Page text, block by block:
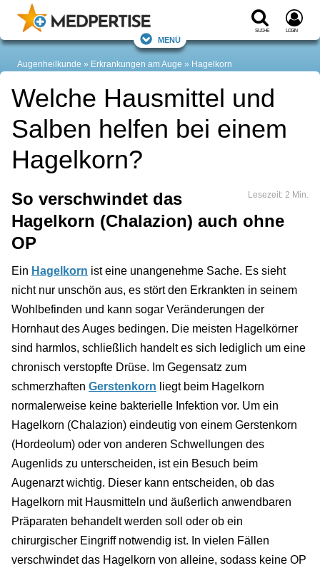
Suche Login
Menü
Augenheilkunde Erkrankungen am Auge Hagelkorn
Welche Hausmittel und
Salben helfen bei einem
Hagelkorn?
Lesezeit: 2 Min.
So verschwindet das
Hagelkorn (Chalazion) auch ohne
OP
Ein Hagelkorn ist eine unangenehme Sache. Es sieht
nicht nur unschön aus, es stört den Erkrankten in seinem
Wohlbefinden und kann sogar Veränderungen der
Hornhaut des Auges bedingen. Die meisten Hagelkörner
sind harmlos, schließlich handelt es sich lediglich um eine
chronisch verstopfte Drüse. Im Gegensatz zum
schmerzhaften Gerstenkorn liegt beim Hagelkorn
normalerweise keine bakterielle Infektion vor. Um ein
Hagelkorn (Chalazion) eindeutig von einem Gerstenkorn
(Hordeolum) oder von anderen Schwellungen des
Augenlids zu unterscheiden, ist ein Besuch beim
Augenarzt wichtig. Dieser kann entscheiden, ob das
Hagelkorn mit Hausmitteln und äußerlich anwendbaren
Präparaten behandelt werden soll oder ob ein
chirurgischer Eingriff notwendig ist. In vielen Fällen
verschwindet das Hagelkorn von alleine, sodass keine OP